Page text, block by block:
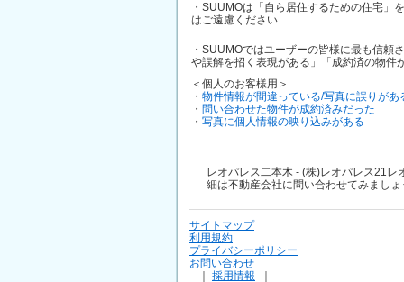
・SUUMOは「自ら居住するための住宅」
はご遠慮ください
・SUUMOではユーザーの皆様に最も信頼
や誤解を招く表現がある」「成約済の物件
＜個人のお客様用＞
・ 物件情報が間違っている/写真に誤りがあ
・ 問い合わせた物件が成約済みだった
・ 写真に個人情報の映り込みがある
レオパレス二本木 - (株)レオパレス21
細は不動産会社に問い合わせてみまし
サイトマップ
利用規約
プライバシーポリシー
お問い合わせ
採用情報